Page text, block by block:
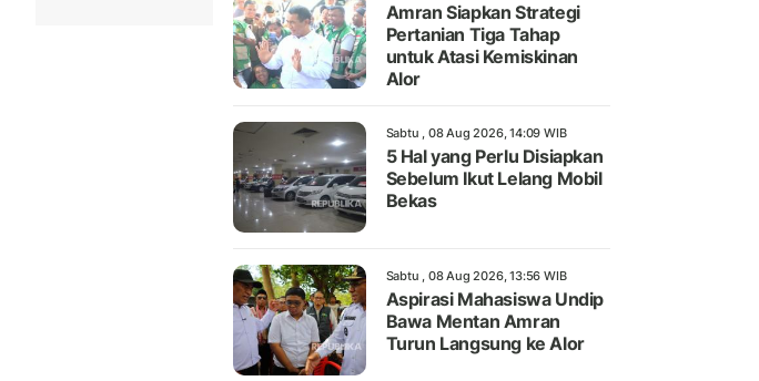
Amran Siapkan Strategi
Pertanian Tiga Tahap
untuk Atasi Kemiskinan
Alor
Sabtu , 08 Aug 2026, 14:09 WIB
5 Hal yang Perlu Disiapkan
Sebelum Ikut Lelang Mobil
Bekas
Sabtu , 08 Aug 2026, 13:56 WIB
Aspirasi Mahasiswa Undip
Bawa Mentan Amran
Turun Langsung ke Alor